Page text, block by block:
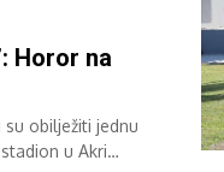
Horor na
obilježiti jednu
u Akri